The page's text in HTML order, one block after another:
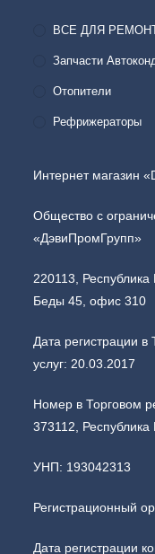
ВСЕ ДЛЯ
Запчасти
Отопители
Рефрижераторы
Интернет магазин
Общество с
«ДэвиПромГрупп»
220113,
Беды 45, офис 310
Дата регистрации
услуг: 20.03.2017
Номер в Торговом
373112, Республика
УНП: 193042313
Регистрационный
Дата регистрации